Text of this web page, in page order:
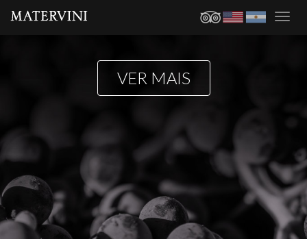
VER MAIS